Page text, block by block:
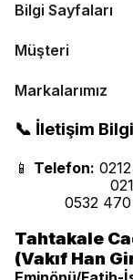
Bilgi Sayfaları
Müşteri
Markalarımız
📞 İletişim
📱 Telefon:
0532 470
Tahtakale
(Vakıf Han